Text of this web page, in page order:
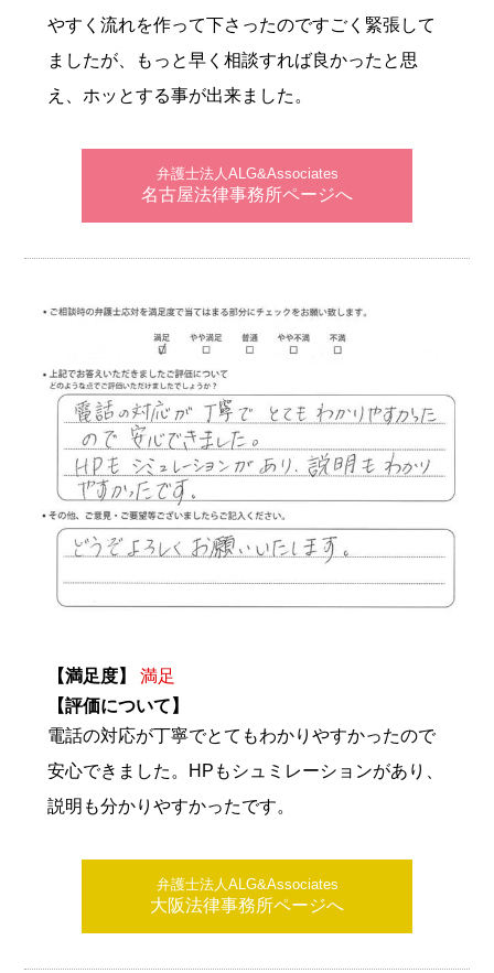
やすく流れを作って下さったのですごく緊張して
ましたが、もっと早く相談すれば良かったと思
え、ホッとする事が出来ました。
弁護士法人ALG&Associates
名古屋法律事務所ページへ
【満足度】
満足
【評価について】
電話の対応が丁寧でとてもわかりやすかったので
安心できました。HPもシュミレーションがあり、
説明も分かりやすかったです。
弁護士法人ALG&Associates
大阪法律事務所ページへ